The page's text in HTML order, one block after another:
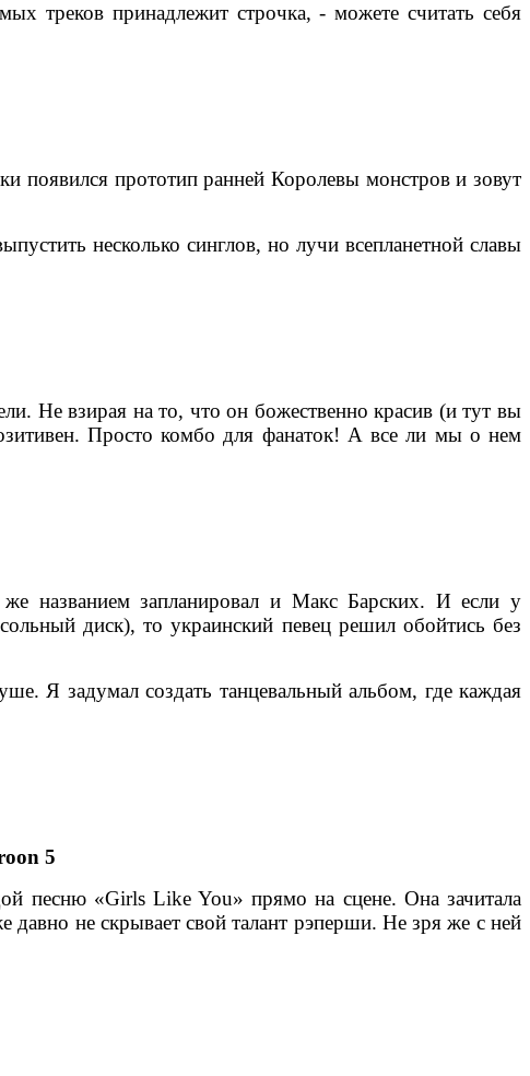
треков принадлежит строчка, - можете считать себя
появился прототип ранней Королевы монстров и зовут
несколько синглов, но лучи всепланетной славы
Не взирая на то, что он божественно красив (и тут вы
Просто комбо для фанаток! А все ли мы о нем
названием запланировал и Макс Барских. И если у
диск), то украинский певец решил обойтись без
Я задумал создать танцевальный альбом, где каждая
5
песню «Girls Like You» прямо на сцене. Она зачитала
не скрывает свой талант рэперши. Не зря же с ней